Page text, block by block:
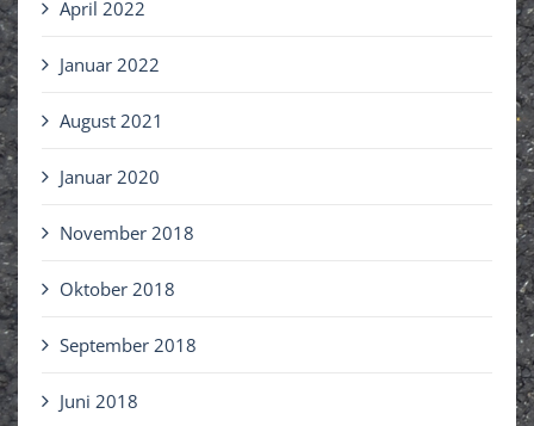
April 2022
Januar 2022
August 2021
Januar 2020
November 2018
Oktober 2018
September 2018
Juni 2018